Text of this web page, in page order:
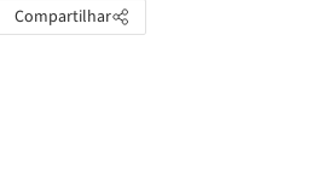
Compartilhar